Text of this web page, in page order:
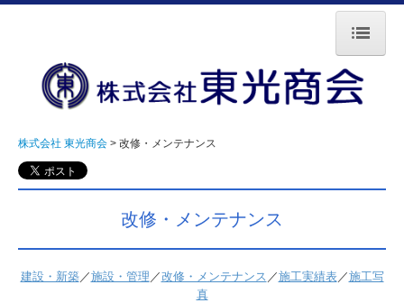
株式会社 東光商会
会社情報
施工実績
取り組み
株式会社 東光商会 改修・メンテナンス
改修・メンテナンス
建設・新築／施設・管理 ／改修・メンテナンス ／施工実績表／施工写
真